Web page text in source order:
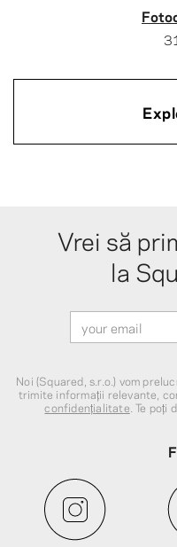
Vrei să
la
Noi (Squared, s.r.o.) vom
trimite informații relevante,
confidențialitate . Te